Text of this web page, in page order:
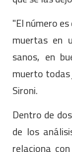
"El número
muertas en
sanos, en
muerto
Sironi.
Dentro de
de los